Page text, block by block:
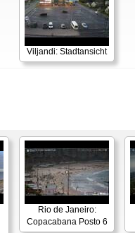
Viljandi: Stadtansicht
Rio de Janeiro:
Copacabana Posto 6